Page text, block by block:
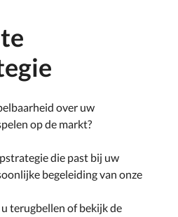
over uw
op de markt?
die past bij uw
begeleiding van onze
terugbellen of bekijk de